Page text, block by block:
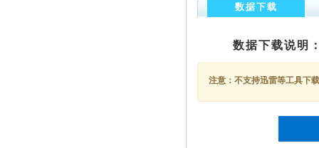
数据下载
数据下载说明
注意：不支持迅雷等工具下